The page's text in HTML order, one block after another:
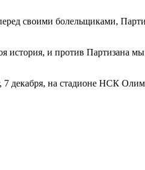
своими болельщиками,
история, и против Партизана
декабря, на стадионе НСК